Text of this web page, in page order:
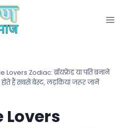
Lovers Zodiac: ब्रॉयफ्रेंड या पति बनाने
हैं सबसे बेस्ट, लड़कियां जरूर जानें
Lovers